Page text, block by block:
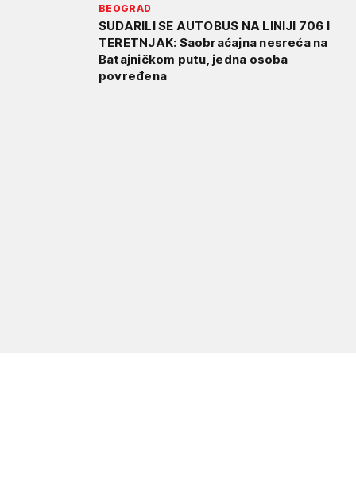
BEOGRAD
SUDARILI SE AUTOBUS NA LINIJI 706 I
TERETNJAK: Saobraćajna nesreća na
Batajničkom putu, jedna osoba
povređena